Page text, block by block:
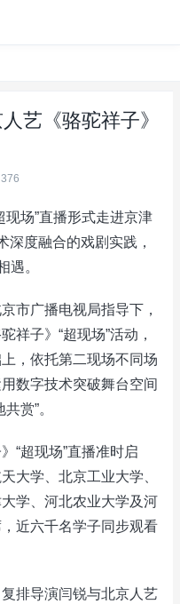
艺《骆驼祥子》
场”直播形式走进京津
深度融合的戏剧实践，
遇。
市广播电视局指导下，
祥子》“超现场”活动，
，依托第二现场不同场
数字技术突破舞台空间
赏”。
“超现场”直播准时启
大学、北京工业大学、
学、河北农业大学及河
近六千名学子同步观看
排导演闫锐与北京人艺